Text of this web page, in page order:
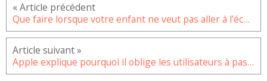
Que faire lorsque votre enfant ne veut pas aller à l’école ?
Apple explique pourquoi il oblige les utilisateurs à passer à iOS 15